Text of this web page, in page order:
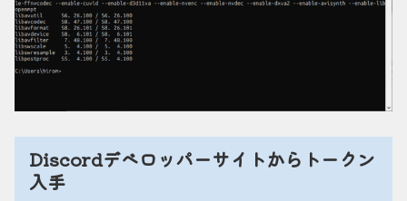
Discordデベロッパーサイトからトークン
入手